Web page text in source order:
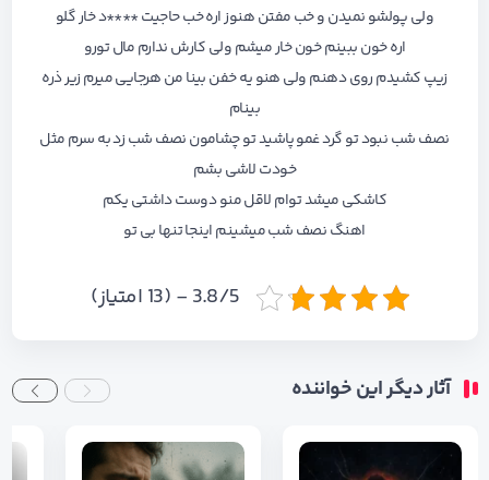
ولی پولشو نمیدن و خب مفتن هنوز اره خب حاجیت ****د خار گلو
اره خون ببینم خون خار میشم ولی کارش ندارم مال تورو
زیپ کشیدم روی دهنم ولی هنو یه خفن بینا من هرجایی میرم زیر ذره
بینام
نصف شب نبود تو گرد غمو پاشید تو چشامون نصف شب زد به سرم مثل
خودت لاشی بشم
کاشکی میشد توام لاقل منو دوست داشتی یکم
اهنگ نصف شب میشینم اینجا تنها بی تو
3.8/5 - (13 امتیاز)
آثار دیگر این خواننده